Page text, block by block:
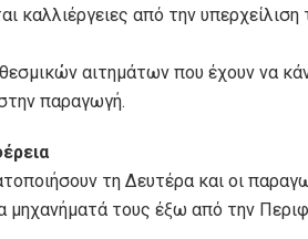
καλλιέργειες από την
αιτημάτων που έχουν να
παραγωγή.
τη Δευτέρα και οι
μηχανήματά τους έξω από την